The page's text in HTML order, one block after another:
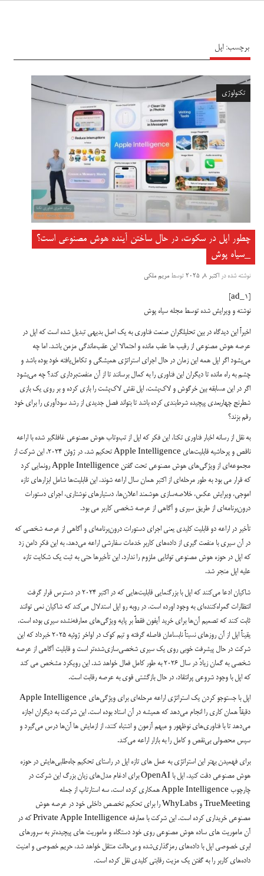
برچسب:اپل
تکنولوژی
چطور اپل در سکوت، در حال ساختن آینده هوش مصنوعی است؟
_سیاه پوش
نوشته شده در اکتبر 8, 2025 توسطمریم ملکی
نوشته و ویرایش شده توسط مجله سیاه پوش
اخیراً این دیدگاه در بین تحلیلگران صنعت فناوری به یک اصل بدیهی تبدیل شده است که اپل در
عرصه هوش مصنوعی از رقیب ها عقب مانده و احتمالا این عقب‌ماندگی مزمن باشد. اما چه
می‌بشود اگر اپل همه این زمان در حال اجرای استراتژی همیشگی و تکامل‌یافته خود بوده باشد و
چشم به راه مانده تا دیگران این فناوری را به کمال برسانند تا از آن منفعت‌برداری کند؟ چه می‌بشود
اگر در این مسابقه بین خرگوش و لاک‌پشت، اپل نقش لاک‌پشت را بازی کرده و بر روی یک بازی
شطرنج چهاربعدی پیچیده شرط‌بندی کرده باشد تا بتواند فصل جدیدی از رشد سودآوری را برای خود
رقم بزند؟
به نقل از رسانه اخبار فناوری تکنا، این فکر که اپل از تب‌وتاب هوش مصنوعی غافلگیر شده با اراعه
ناقص و پرحاشیه قابلیت‌های Apple Intelligence تحکیم شد. در ژوئن ۲۰۲۴، این شرکت از
مجموعه‌ای از ویژگی‌های هوش مصنوعی تحت گفتن Apple Intelligence رونمایی کرد
که قرار می بود به طور مرحله‌ای از اکتبر همان سال اراعه شوند. این قابلیت‌ها شامل ابزارهای تازه
اموجی، ویرایش عکس، خلاصه‌سازی هوشمند اعلان‌ها، دستیارهای نوشتاری، اجرای دستورات
درون‌برنامه‌ای از طریق سیری و آگاهی از عرصه شخصی کاربر می بود.
تأخیر در اراعه دو قابلیت کلیدی یعنی اجرای دستورات درون‌برنامه‌ای و آگاهی از عرصه شخصی که
در آن سیری با منفعت گیری از داده‌های کاربر خدمات سفارشی اراعه می‌دهد، به این فکر دامن زد
که اپل در حوزه هوش مصنوعی توانایی ملزوم را ندارد. این تأخیرها حتی به ثبت یک شکایت تازه
علیه اپل منجر شد.
شاکیان ادعا می‌کنند که اپل با بزرگنمایی قابلیت‌هایی که در اکتبر ۲۰۲۴ در دسترس قرار گرفت
انتظارات گمراه‌کننده‌ای به وجود اورده است. در روبه رو اپل استدلال می‌کند که شاکیان نمی توانند
ثابت کنند که تصمیم آن‌ها برای خرید آیفون فقطً بر پایه ویژگی‌های معارفه‌نشده سیری بوده است.
یقیناً اپل از آن روزهای نسبتاً نابسامان فاصله گرفته و تیم کوک در اواخر ژوئیه ۲۰۲۵ خبرداد که این
شرکت در حال پیشرفت خوبی روی یک سیری شخصی‌سازی‌شده‌تر است و قابلیت آگاهی از عرصه
شخصی به گمان زیادً در سال ۲۰۲۶ به طور کامل فعال خواهد شد. این رویکرد مشخص می کند
که اپل با وجود شروعی پرانتقاد، در حال بازگشتی قوی به عرصه رقابت است.
اپل با جستوجو کردن یک استراتژی اراعه مرحله‌ای برای ویژگی‌های Apple Intelligence
دقیقاً همان کاری را انجام می‌دهد که همیشه در آن استاد بوده است. این شرکت به دیگران اجازه
می‌دهد تا با فناوری‌های نوظهور و مبهم آزمون و اشتباه کنند، از ازمایش ها آن‌ها درس می‌گیرد و
سپس محصولی بی‌نقص و کامل را به بازار اراعه می‌کند.
برای فهمیدن بهتر این استراتژی به عمل های تازه اپل در راستای تحکیم جاه‌طلبی‌هایش در حوزه
هوش مصنوعی دقت کنید. اپل با OpenAI برای ادغام مدل‌های زبان بزرگ این شرکت در
چارچوب Apple Intelligence همکاری کرده است. سه استارتاپ از جمله
TrueMeeting و WhyLabs را برای تحکیم تخصص داخلی خود در عرصه هوش
مصنوعی خریداری کرده است. این شرکت با معارفه Private Apple Intelligence که در
آن ماموریت های ساده هوش مصنوعی روی خود دستگاه و ماموریت های پیچیده‌تر به سرورهای
ابری خصوصی اپل با داده‌های رمزگذاری‌شده و بی‌حالت منتقل خواهد شد، حریم خصوصی و امنیت
داده‌های کاربر را به گفتن یک مزیت رقابتی کلیدی نقل کرده است.